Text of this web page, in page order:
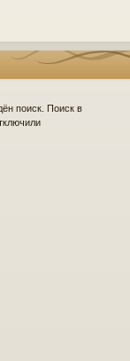
поиск. Поиск в